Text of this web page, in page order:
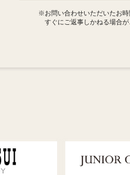
※お問い合わせいただいたお時
すぐにご返事しかねる場合